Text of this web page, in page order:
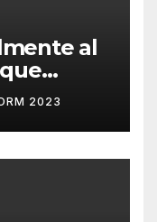
al
sobre
2023